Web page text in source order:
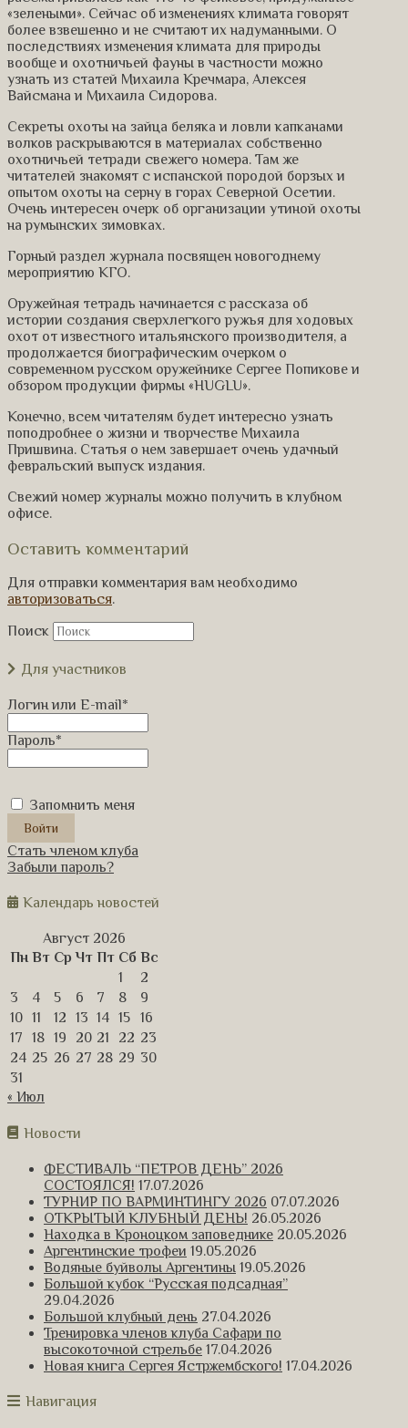
«зелеными». Сейчас об изменениях климата говорят
более взвешенно и не считают их надуманными. О
последствиях изменения климата для природы
вообще и охотничьей фауны в частности можно
узнать из статей Михаила Кречмара, Алексея
Вайсмана и Михаила Сидорова.
Секреты охоты на зайца беляка и ловли капканами
волков раскрываются в материалах собственно
охотничьей тетради свежего номера. Там же
читателей знакомят с испанской породой борзых и
опытом охоты на серну в горах Северной Осетии.
Очень интересен очерк об организации утиной охоты
на румынских зимовках.
Горный раздел журнала посвящен новогоднему
мероприятию КГО.
Оружейная тетрадь начинается с рассказа об
истории создания сверхлегкого ружья для ходовых
охот от известного итальянского производителя, а
продолжается биографическим очерком о
современном русском оружейнике Сергее Попикове и
обзором продукции фирмы «HUGLU».
Конечно, всем читателям будет интересно узнать
поподробнее о жизни и творчестве Михаила
Пришвина. Статья о нем завершает очень удачный
февральский выпуск издания.
Свежий номер журналы можно получить в клубном
офисе.
Оставить комментарий
Для отправки комментария вам необходимо
авторизоваться.
Поиск
Для участников
Логин или E-mail*
Пароль*
Запомнить меня
Стать членом клуба
Забыли пароль?
Календарь новостей
Август 2026
Пн Вт Ср Чт Пт Сб Вс
1
2
3
4 5 6 7 8
9
10 11 12 13 14 15
16
17
18 19 20 21 22 23
24 25 26 27 28 29 30
31
« Июл
Новости
ФЕСТИВАЛЬ “ПЕТРОВ ДЕНЬ” 2026
СОСТОЯЛСЯ! 17.07.2026
ТУРНИР ПО ВАРМИНТИНГУ 2026 07.07.2026
ОТКРЫТЫЙ КЛУБНЫЙ ДЕНЬ! 26.05.2026
Находка в Кроноцком заповеднике 20.05.2026
Аргентинские трофеи 19.05.2026
Водяные буйволы Аргентины 19.05.2026
Большой кубок “Русская подсадная”
29.04.2026
Большой клубный день 27.04.2026
Тренировка членов клуба Сафари по
высокоточной стрельбе 17.04.2026
Новая книга Сергея Ястржембского! 17.04.2026
Навигация